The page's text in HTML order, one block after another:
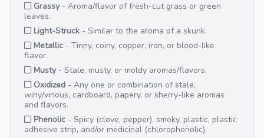
Grassy- Aroma/flavor of fresh-cut grass or green
leaves.
Light-Struck - Similar to the aroma of a skunk.
Metallic - Tinny, coiny, copper, iron, or blood-like
flavor.
Musty- Stale, musty, or moldy aromas/flavors.
Oxidized - Any one or combination of stale,
winy/vinous, cardboard, papery, or sherry-like aromas
and flavors.
Phenolic - Spicy (clove, pepper), smoky, plastic, plastic
adhesive strip, and/or medicinal (chlorophenolic).